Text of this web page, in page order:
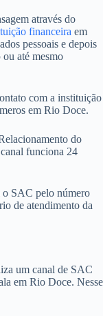
através do
financeira em
pessoais e depois
até mesmo
com a instituição
em Rio Doce.
do
funciona 24
o SAC pelo número
de atendimento da
um canal de SAC
em Rio Doce. Nesse